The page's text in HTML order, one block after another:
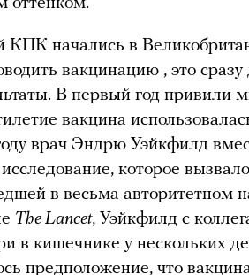
оттенком.
КПК начались в
вакцинацию , это сразу
В первый год привили
вакцина
врач Эндрю Уэйкфилд
которое
в весьма авторитетном
The Lancet, Уэйкфилд с
в кишечнике у нескольких
предположение, что